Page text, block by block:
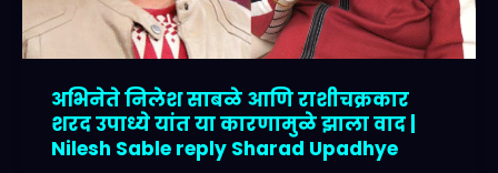
अभिनेते निलेश साबळे आणि राशीचक्रकार
शरद उपाध्ये यांत या कारणामुळे झाला वाद |
Nilesh Sable reply Sharad Upadhye